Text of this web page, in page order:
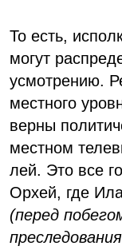
То есть,
могут
усмотрению.
местного
верны
местном
лей. Это все
Орхей, где
(перед